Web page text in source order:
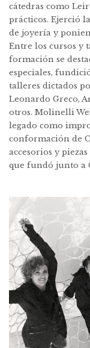
cátedras como
prácticos. Ejerció
de joyería y
Entre los cursos y
formación se
especiales,
talleres dictados
Leonardo Greco,
otros. Molinelli
legado como
conformación de
accesorios y
que fundó junto a